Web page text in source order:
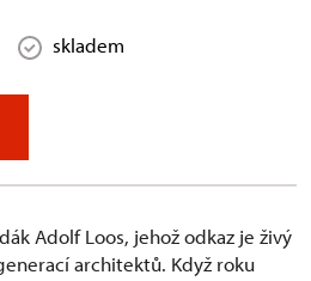
skladem
Adolf Loos, jehož odkaz je živý
architektů. Když roku